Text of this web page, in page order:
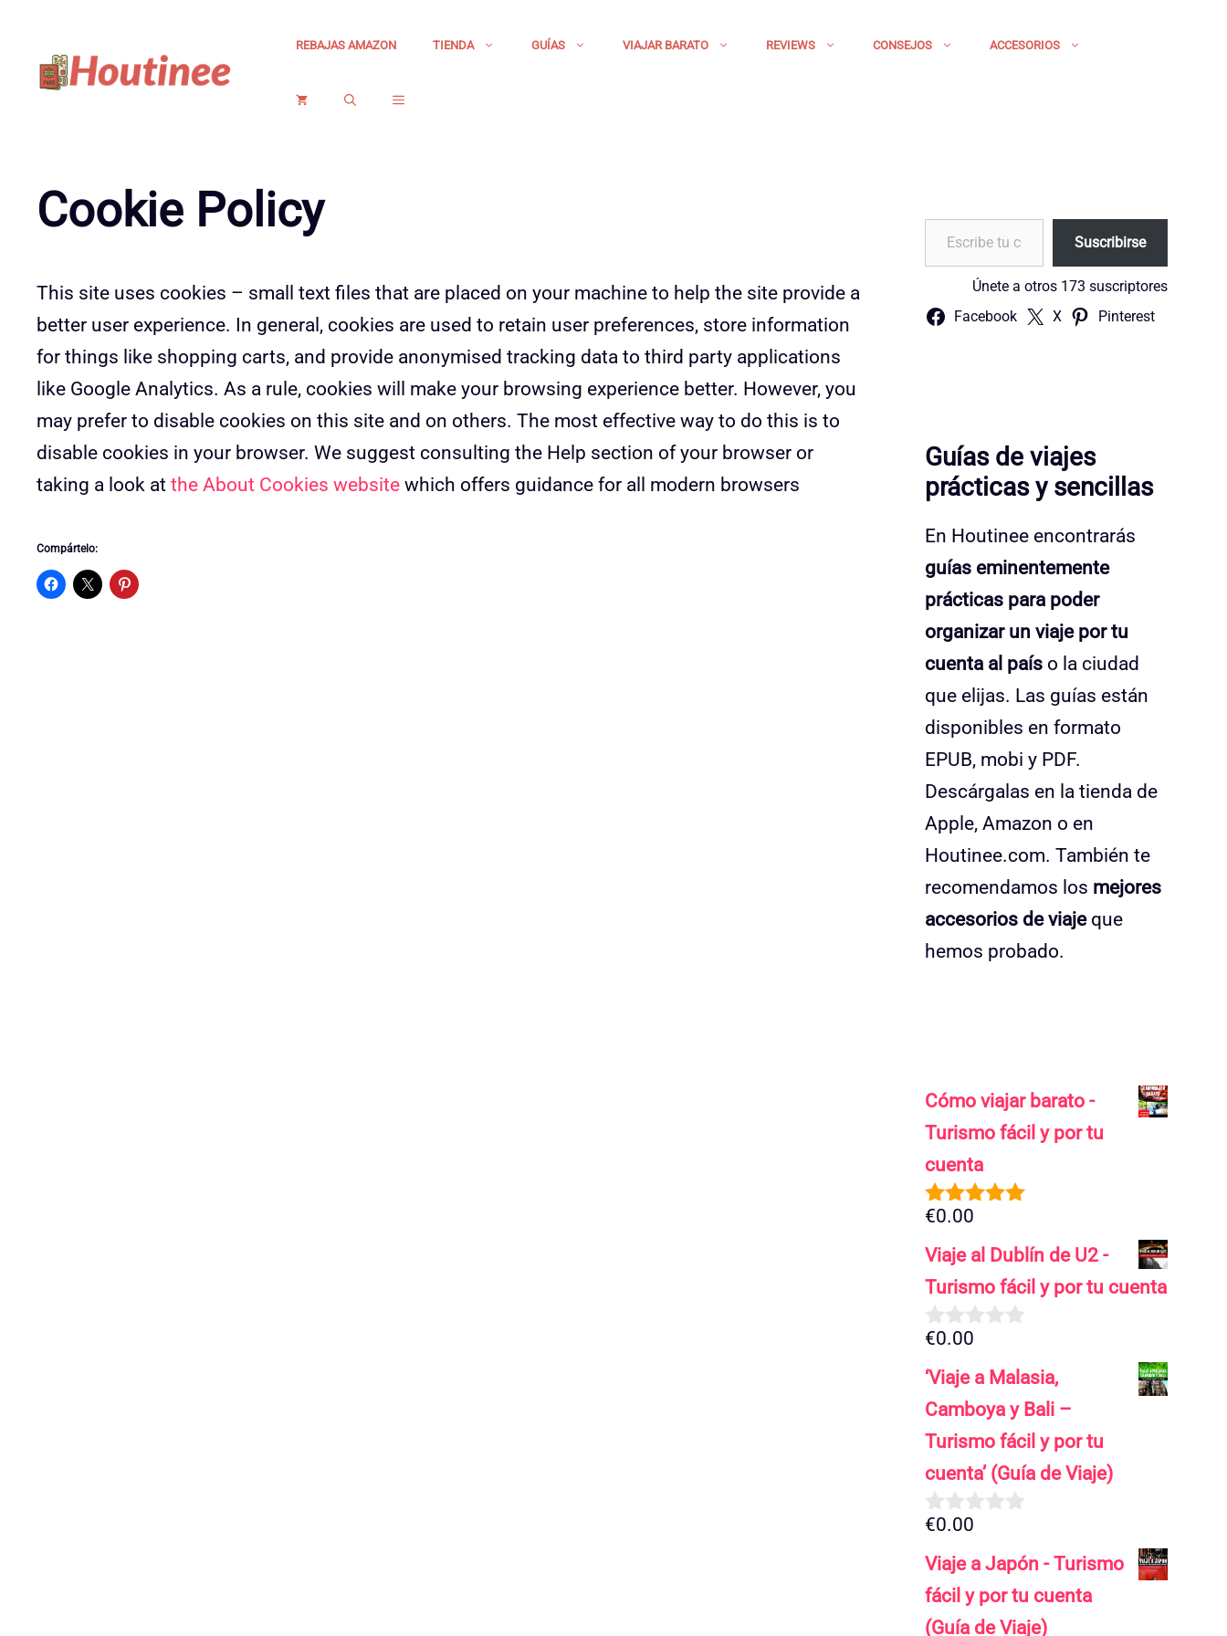
contenido
REBAJAS AMAZON TIENDA GUÍAS VIAJAR BARATO REVIEWS CONSEJOS ACCESORIOS
Cookie Policy
This site uses cookies – small text files that are placed on your machine to help the site provide a
better user experience. In general, cookies are used to retain user preferences, store information
for things like shopping carts, and provide anonymised tracking data to third party applications
like Google Analytics. As a rule, cookies will make your browsing experience better. However, you
may prefer to disable cookies on this site and on others. The most effective way to do this is to
disable cookies in your browser. We suggest consulting the Help section of your browser or
taking a look at the About Cookies website which offers guidance for all modern browsers
Compártelo:
Escribe tu correo electrónico…
Suscribirse
Únete a otros 173 suscriptores
Facebook X Pinterest
Guías de viajes
prácticas y sencillas
En Houtinee encontrarás
guías eminentemente
prácticas para poder
organizar un viaje por tu
cuenta al país o la ciudad
que elijas. Las guías están
disponibles en formato
EPUB, mobi y PDF.
Descárgalas en la tienda de
Apple, Amazon o en
Houtinee.com. También te
recomendamos los mejores
accesorios de viajeque
hemos probado.
Cómo viajar barato -
Turismo fácil y por tu
cuenta
5.00de 5
€0.00
Viaje al Dublín de U2 -
Turismo fácil y por tu cuenta
0
e
5
€0.00
‘Viaje a Malasia,
Camboya y Bali –
Turismo fácil y por tu
cuenta’ (Guía de Viaje)
0
e
5
€0.00
Viaje a Japón - Turismo
fácil y por tu cuenta
(Guía de Viaje)